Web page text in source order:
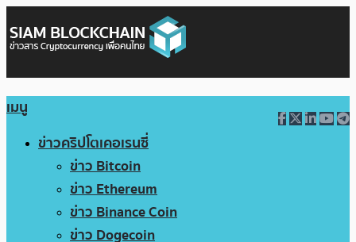
เมนู
ข่าวคริปโตเคอเรนซี่
ข่าว Bitcoin
ข่าว Ethereum
ข่าว Binance Coin
ข่าว Dogecoin